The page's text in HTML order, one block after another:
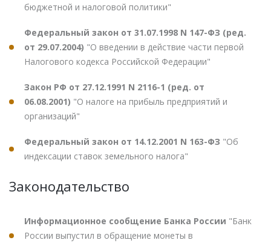
бюджетной и налоговой политики"
Федеральный закон от 31.07.1998 N 147-ФЗ (ред.
от 29.07.2004) "О введении в действие части первой
Налогового кодекса Российской Федерации"
Закон РФ от 27.12.1991 N 2116-1 (ред. от
06.08.2001) "О налоге на прибыль предприятий и
организаций"
Федеральный закон от 14.12.2001 N 163-ФЗ "Об
индексации ставок земельного налога"
Законодательство
Информационное сообщение Банка России "Банк
России выпустил в обращение монеты в